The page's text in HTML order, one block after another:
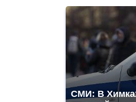
СМИ: В